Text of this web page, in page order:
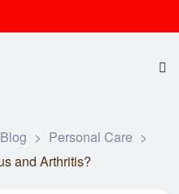
Blog > Personal Care >
and Arthritis?